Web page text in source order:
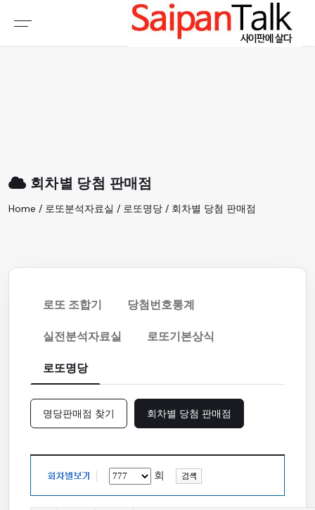
회차별 당첨 판매점
Home / 로또분석자료실 / 로또명당 / 회차별 당첨 판매점
로또 조합기
당첨번호통계
실전분석자료실
로또기본상식
로또명당
명당판매점 찾기 회차별 당첨 판매점
회
여행정보
생활정보
갤러리 & 동영상